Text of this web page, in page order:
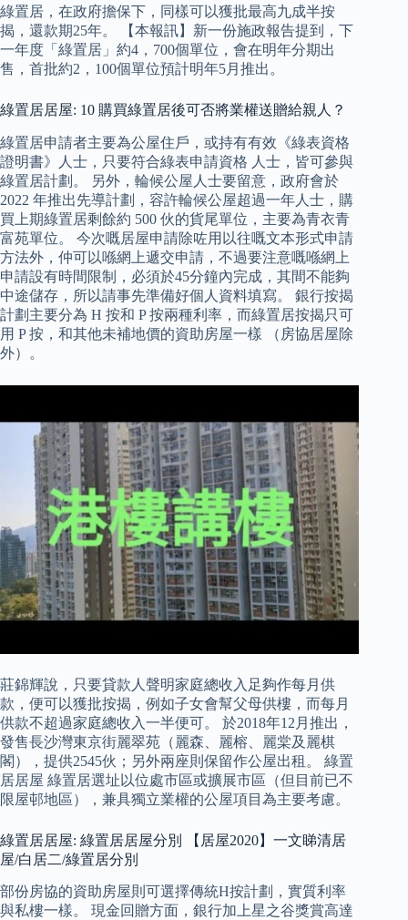
綠置居，在政府擔保下，同樣可以獲批最高九成半按
揭，還款期25年。 【本報訊】新一份施政報告提到，下
一年度「綠置居」約4，700個單位，會在明年分期出
售，首批約2，100個單位預計明年5月推出。
綠置居居屋: 10 購買綠置居後可否將業權送贈給親人？
綠置居申請者主要為公屋住戶，或持有有效《綠表資格
證明書》人士，只要符合綠表申請資格 人士，皆可參與
綠置居計劃。 另外，輪候公屋人士要留意，政府會於
2022 年推出先導計劃，容許輪候公屋超過一年人士，購
買上期綠置居剩餘約 500 伙的貨尾單位，主要為青衣青
富苑單位。 今次嘅居屋申請除咗用以往嘅文本形式申請
方法外，仲可以喺網上遞交申請，不過要注意嘅喺網上
申請設有時間限制，必須於45分鐘內完成，其間不能夠
中途儲存，所以請事先準備好個人資料填寫。 銀行按揭
計劃主要分為 H 按和 P 按兩種利率，而綠置居按揭只可
用 P 按，和其他未補地價的資助房屋一樣 （房協居屋除
外）。
莊錦輝說，只要貸款人聲明家庭總收入足夠作每月供
款，便可以獲批按揭，例如子女會幫父母供樓，而每月
供款不超過家庭總收入一半便可。 於2018年12月推出，
發售長沙灣東京街麗翠苑（麗森、麗榕、麗棠及麗棋
閣），提供2545伙；另外兩座則保留作公屋出租。 綠置
居居屋 綠置居選址以位處市區或擴展市區（但目前已不
限屋邨地區），兼具獨立業權的公屋項目為主要考慮。
綠置居居屋: 綠置居居屋分別 【居屋2020】一文睇清居
屋/白居二/綠置居分別
部份房協的資助房屋則可選擇傳統H按計劃，實質利率
與私樓一樣。 現金回贈方面，銀行加上星之谷獎賞高達